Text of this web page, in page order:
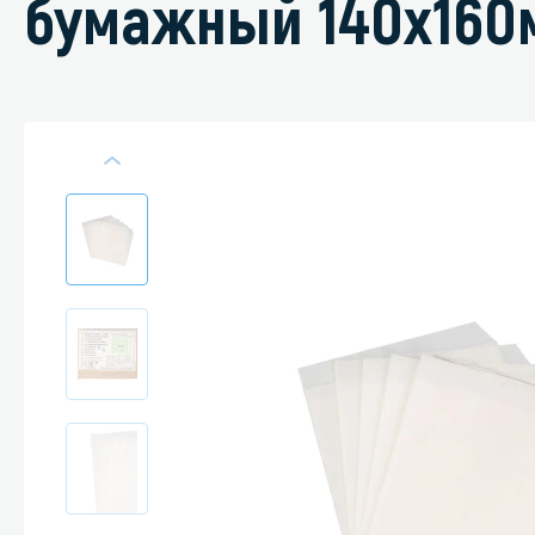
Средства
Средства
бумажный